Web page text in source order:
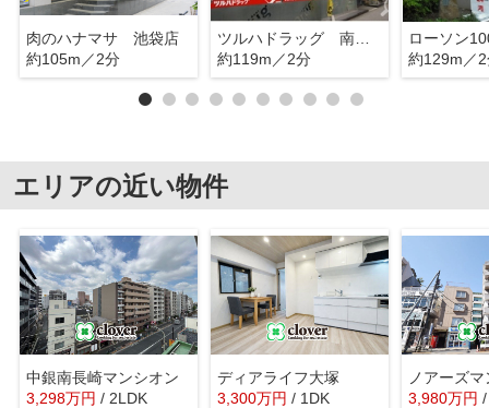
肉のハナマサ 池袋店
約105m／2分
ツルハドラッグ 南池袋店
約119m／2分
約129m／
エリアの近い物件
中銀南長崎マンシオン
3,298万円 / 2LDK
ディアライフ大塚
3,300万円 / 1DK 3,980万円